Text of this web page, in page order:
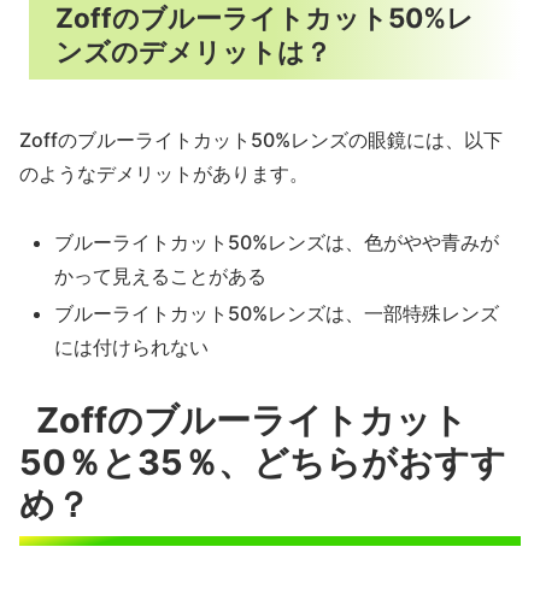
Zoffのブルーライトカット50%レ
ンズのデメリットは？
Zoffのブルーライトカット50%レンズの眼鏡には、以下
のようなデメリットがあります。
ブルーライトカット50%レンズは、色がやや青みが
かって見えることがある
ブルーライトカット50%レンズは、一部特殊レンズ
には付けられない
Zoffのブルーライトカット
50％と35％、どちらがおすす
め？